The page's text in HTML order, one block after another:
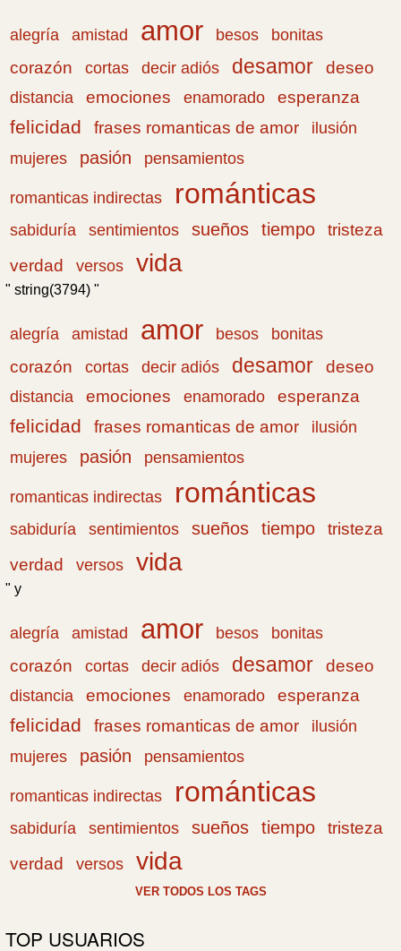
alegría amistad amor besos
bonitas
corazón
cortas decir adiós desamor deseo
distancia emociones enamorado esperanza
felicidad frases romanticas de amor
ilusión
mujeres
pasión pensamientos
romanticas indirectas románticas
sabiduría sentimientos sueños tiempo
tristeza
verdad
versos vida
" string(3794) "
alegría amistad amor besos
bonitas
corazón
cortas decir adiós desamor deseo
distancia emociones enamorado esperanza
felicidad frases romanticas de amor
ilusión
mujeres
pasión pensamientos
romanticas indirectas románticas
sabiduría sentimientos sueños tiempo
tristeza
verdad
versos vida
" y
alegría amistad amor besos
bonitas
corazón
cortas decir adiós desamor deseo
distancia emociones enamorado esperanza
felicidad frases romanticas de amor
ilusión
mujeres
pasión pensamientos
romanticas indirectas románticas
sabiduría sentimientos sueños tiempo
tristeza
verdad
versos vida
VER TODOS LOS TAGS
TOP USUARIOS